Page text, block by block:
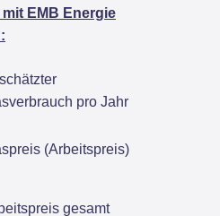
EMB Energie
pro Jahr
(Arbeitspreis)
gesamt